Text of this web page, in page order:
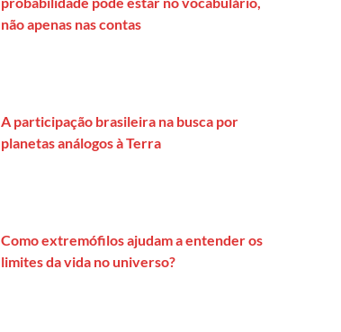
não apenas nas contas
A participação brasileira na busca por
planetas análogos à Terra
Como extremófilos ajudam a entender os
limites da vida no universo?